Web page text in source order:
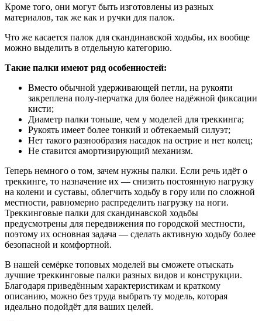
Кроме того, они могут быть изготовлены из разных
материалов, так же как и ручки для палок.
Что же касается палок для скандинавской ходьбы, их вообще
можно выделить в отдельную категорию.
Такие палки имеют ряд особенностей:
Вместо обычной удерживающей петли, на рукояти
закреплена полу-перчатка для более надёжной фиксации
кисти;
Диаметр палки тоньше, чем у моделей для треккинга;
Рукоять имеет более тонкий и обтекаемый силуэт;
Нет такого разнообразия насадок на острие и нет колец;
Не ставится амортизирующий механизм.
Теперь немного о том, зачем нужны палки. Если речь идёт о
треккинге, то назначение их — снизить постоянную нагрузку
на колени и суставы, облегчить ходьбу в гору или по сложной
местности, равномерно распределить нагрузку на ноги.
Треккинговые палки для скандинавской ходьбы
предусмотрены для передвижения по городской местности,
поэтому их основная задача — сделать активную ходьбу более
безопасной и комфортной.
В нашей семёрке топовых моделей вы сможете отыскать
лучшие треккинговые палки разных видов и конструкции.
Благодаря приведённым характеристикам и краткому
описанию, можно без труда выбрать ту модель, которая
идеально подойдёт для ваших целей.